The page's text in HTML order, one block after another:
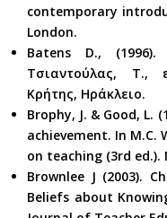
contemporary
London.
Batens D., (1996).
Τσιαντούλας, Τ.,
Κρήτης, Ηράκλειο.
Brophy, J. & Good, L.
achievement. In M.C.
on teaching (3rd ed.).
Brownlee J (2003).
Beliefs about